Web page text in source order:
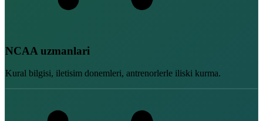
NCAA uzmanlari
Kural bilgisi, iletisim donemleri, antrenorlerle iliski kurma.